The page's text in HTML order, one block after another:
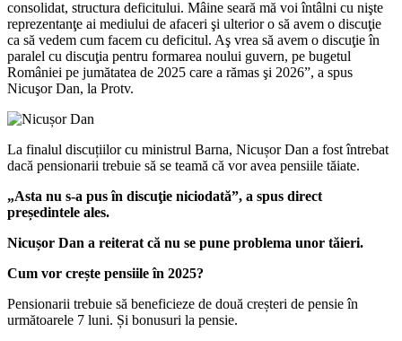
consolidat, structura deficitului. Mâine seară mă voi întâlni cu nişte
reprezentanţe ai mediului de afaceri şi ulterior o să avem o discuţie
ca să vedem cum facem cu deficitul. Aş vrea să avem o discuţie în
paralel cu discuţia pentru formarea noului guvern, pe bugetul
României pe jumătatea de 2025 care a rămas şi 2026”, a spus
Nicuşor Dan, la Protv.
La finalul discuțiilor cu ministrul Barna, Nicușor Dan a fost întrebat
dacă pensionarii trebuie să se teamă că vor avea pensiile tăiate.
„Asta nu s-a pus în discuţie niciodată”, a spus direct
președintele ales.
Nicușor Dan a reiterat că nu se pune problema unor tăieri.
Cum vor crește pensiile în 2025?
Pensionarii trebuie să beneficieze de două creșteri de pensie în
următoarele 7 luni. Și bonusuri la pensie.